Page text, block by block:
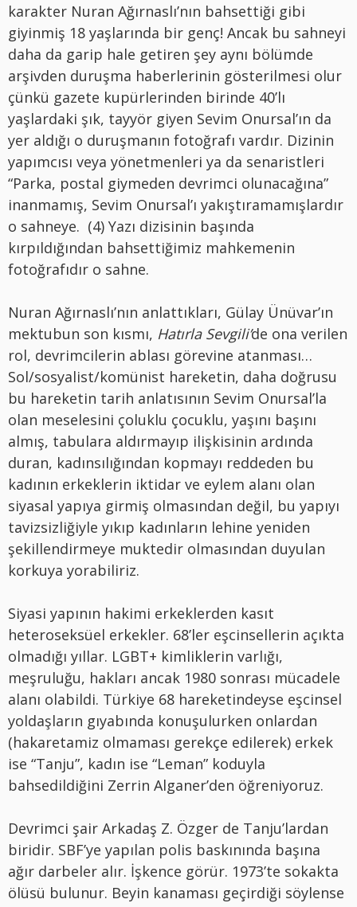
karakter Nuran Ağırnaslı’nın bahsettiği gibi
giyinmiş 18 yaşlarında bir genç! Ancak bu sahneyi
daha da garip hale getiren şey aynı bölümde
arşivden duruşma haberlerinin gösterilmesi olur
çünkü gazete kupürlerinden birinde 40’lı
yaşlardaki şık, tayyör giyen Sevim Onursal’ın da
yer aldığı o duruşmanın fotoğrafı vardır. Dizinin
yapımcısı veya yönetmenleri ya da senaristleri
“Parka, postal giymeden devrimci olunacağına”
inanmamış, Sevim Onursal’ı yakıştıramamışlardır
o sahneye. (4) Yazı dizisinin başında
kırpıldığından bahsettiğimiz mahkemenin
fotoğrafıdır o sahne.
Nuran Ağırnaslı’nın anlattıkları, Gülay Ünüvar’ın
mektubun son kısmı, Hatırla Sevgili’de ona verilen
rol, devrimcilerin ablası görevine atanması…
Sol/sosyalist/komünist hareketin, daha doğrusu
bu hareketin tarih anlatısının Sevim Onursal’la
olan meselesini çoluklu çocuklu, yaşını başını
almış, tabulara aldırmayıp ilişkisinin ardında
duran, kadınsılığından kopmayı reddeden bu
kadının erkeklerin iktidar ve eylem alanı olan
siyasal yapıya girmiş olmasından değil, bu yapıyı
tavizsizliğiyle yıkıp kadınların lehine yeniden
şekillendirmeye muktedir olmasından duyulan
korkuya yorabiliriz.
Siyasi yapının hakimi erkeklerden kasıt
heteroseksüel erkekler. 68’ler eşcinsellerin açıkta
olmadığı yıllar. LGBT+ kimliklerin varlığı,
meşruluğu, hakları ancak 1980 sonrası mücadele
alanı olabildi. Türkiye 68 hareketindeyse eşcinsel
yoldaşların gıyabında konuşulurken onlardan
(hakaretamiz olmaması gerekçe edilerek) erkek
ise “Tanju”, kadın ise “Leman” koduyla
bahsedildiğini Zerrin Alganer’den öğreniyoruz.
Devrimci şair Arkadaş Z. Özger de Tanju’lardan
biridir. SBF’ye yapılan polis baskınında başına
ağır darbeler alır. İşkence görür. 1973’te sokakta
ölüsü bulunur. Beyin kanaması geçirdiği söylense